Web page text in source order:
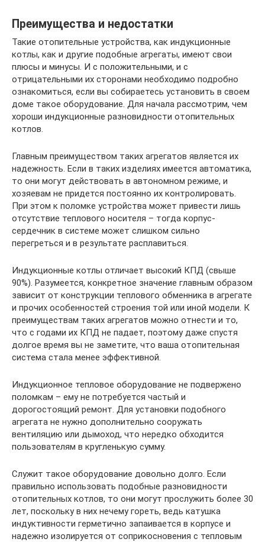
Преимущества и недостатки
Такие отопительные устройства, как индукционные
котлы, как и другие подобные агрегаты, имеют свои
плюсы и минусы. И с положительными, и с
отрицательными их сторонами необходимо подробно
ознакомиться, если вы собираетесь установить в своем
доме такое оборудование. Для начала рассмотрим, чем
хороши индукционные разновидности отопительных
котлов.
Главным преимуществом таких агрегатов является их
надежность. Если в таких изделиях имеется автоматика,
то они могут действовать в автономном режиме, и
хозяевам не придется постоянно их контролировать.
При этом к поломке устройства может привести лишь
отсутствие теплового носителя – тогда корпус-
сердечник в системе может слишком сильно
перегреться и в результате расплавиться.
Индукционные котлы отличает высокий КПД (свыше
90%). Разумеется, конкретное значение главным образом
зависит от конструкции теплового обменника в агрегате
и прочих особенностей строения той или иной модели. К
преимуществам таких агрегатов можно отнести и то,
что с годами их КПД не падает, поэтому даже спустя
долгое время вы не заметите, что ваша отопительная
система стала менее эффективной.
Индукционное тепловое оборудование не подвержено
поломкам – ему не потребуется частый и
дорогостоящий ремонт. Для установки подобного
агрегата не нужно дополнительно сооружать
вентиляцию или дымоход, что нередко обходится
пользователям в кругленькую сумму.
Служит такое оборудование довольно долго. Если
правильно использовать подобные разновидности
отопительных котлов, то они могут прослужить более 30
лет, поскольку в них нечему гореть, ведь катушка
индуктивности герметично запаивается в корпусе и
надежно изолируется от соприкосновения с тепловым